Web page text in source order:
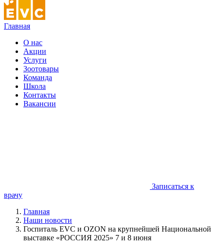
Главная
О нас
Акции
Услуги
Зоотовары
Команда
Школа
Контакты
Вакансии
Записаться к
врачу
Главная
Наши новости
Госпиталь EVC и OZON на крупнейшей Национальной
выставке «РОССИЯ 2025» 7 и 8 июня